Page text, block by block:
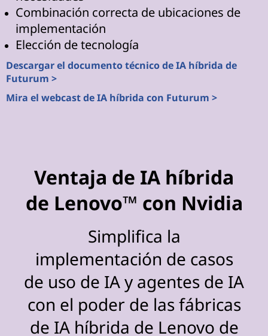
Combinación correcta de ubicaciones de
implementación
Elección de tecnología
Descargar el documento técnico de IA híbrida de
Futurum >
Mira el webcast de IA híbrida con Futurum >
Ventaja de IA híbrida
de Lenovo™ con Nvidia
Simplifica la
implementación de casos
de uso de IA y agentes de IA
con el poder de las fábricas
de IA híbrida de Lenovo de